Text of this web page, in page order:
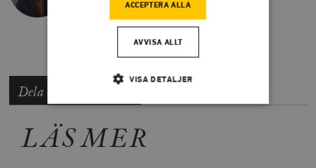
Dela artikeln
LÄS MER
ACCEPTERA ALLA
AVVISA ALLT
VISA DETALJER
Strikt nödvändigt